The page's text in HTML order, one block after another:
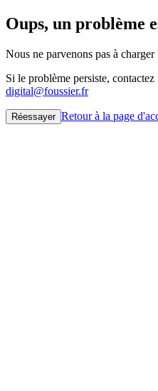
Oups, un problème
Nous ne parvenons pas à
Si le problème persiste,
digital@foussier.fr
Réessayer Retour à la page